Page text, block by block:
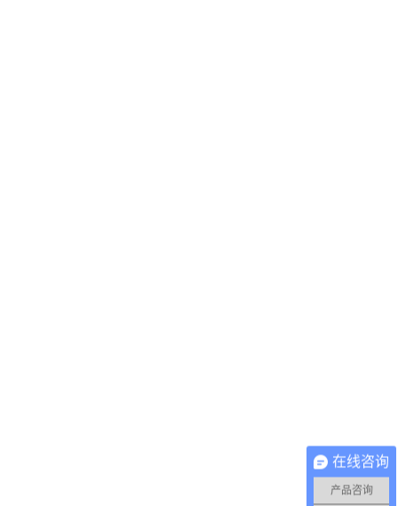
在线咨询
产品咨询